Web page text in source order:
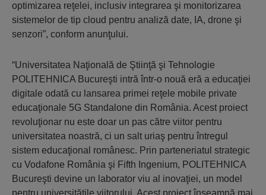
optimizarea reţelei, inclusiv integrarea şi monitorizarea
sistemelor de tip cloud pentru analiză date, IA, drone şi
senzori”, conform anunţului.
“Universitatea Naţională de Ştiinţă şi Tehnologie
POLITEHNICA Bucureşti intră într-o nouă eră a educaţiei
digitale odată cu lansarea primei reţele mobile private
educaţionale 5G Standalone din România. Acest proiect
revoluţionar nu este doar un pas către viitor pentru
universitatea noastră, ci un salt uriaş pentru întregul
sistem educaţional românesc. Prin parteneriatul strategic
cu Vodafone România şi Fifth Ingenium, POLITEHNICA
Bucureşti devine un laborator viu al inovaţiei, un model